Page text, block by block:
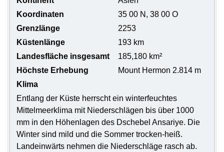
Koordinaten
35 00 N, 38 00 O
Grenzlänge
2253
Küstenlänge
193 km
Landesfläche insgesamt
185,180 km²
Höchste Erhebung
Mount Hermon 2.814 m
Klima
Entlang der Küste herrscht ein winterfeuchtes
Mittelmeerklima mit Niederschlägen bis über 1000
mm in den Höhenlagen des Dschebel Ansariye. Die
Winter sind mild und die Sommer trocken-heiß.
Landeinwärts nehmen die Niederschläge rasch ab.